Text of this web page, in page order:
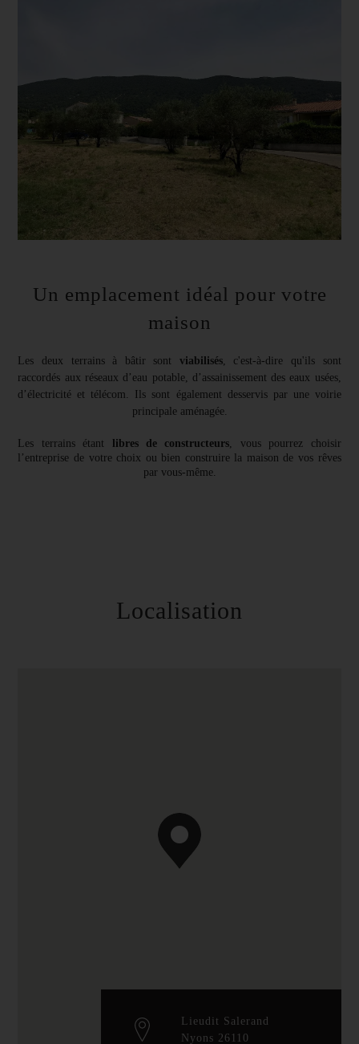
Un emplacement idéal pour votre
maison
Les deux terrains à bâtir sont viabilisés, c'est-à-dire qu'ils sont
raccordés aux réseaux d’eau potable, d’assainissement des eaux usées,
d’électricité et télécom. Ils sont également desservis par une voirie
principale aménagée.
Les terrains étant libres de constructeurs, vous pourrez choisir
l’entreprise de votre choix ou bien construire la maison de vos rêves
par vous-même.
Localisation
Lieudit Salerand
Nyons 26110